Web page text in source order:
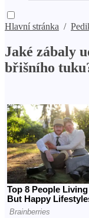
Hlavní stránka /
Jaké zábaly
břišního